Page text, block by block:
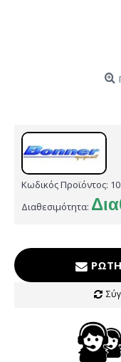
Κωδικός Προϊόντος:
Διαθεσιμότητα: